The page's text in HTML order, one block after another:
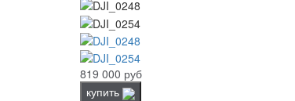
819 000 руб
купить